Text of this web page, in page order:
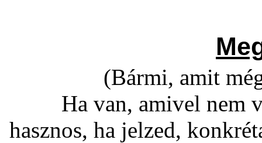
(Bármi, amit
Ha van, amivel nem
hasznos, ha jelzed,